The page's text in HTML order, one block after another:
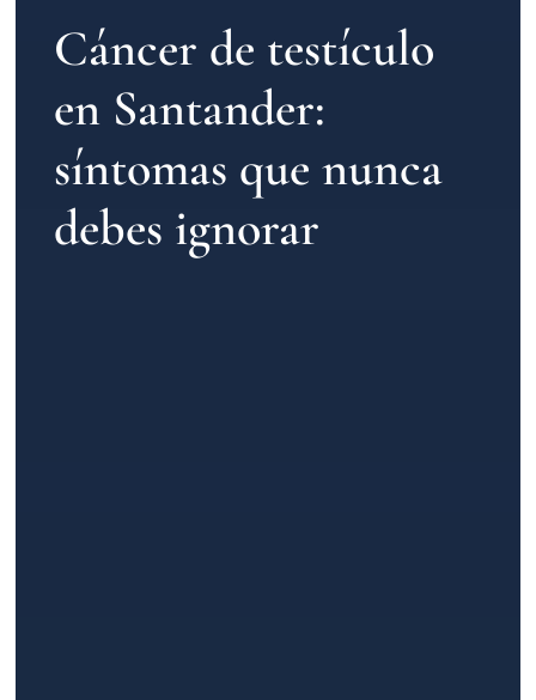
Cáncer de testículo
en Santander:
síntomas que nunca
debes ignorar